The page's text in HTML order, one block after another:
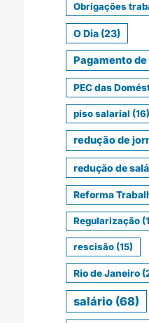
Obrigações
O Dia(23)
Pagamento
PEC das
piso salarial (16)
redução de
redução de
Reforma
Regularização
rescisão(15)
Rio de Janeiro
salário(68)